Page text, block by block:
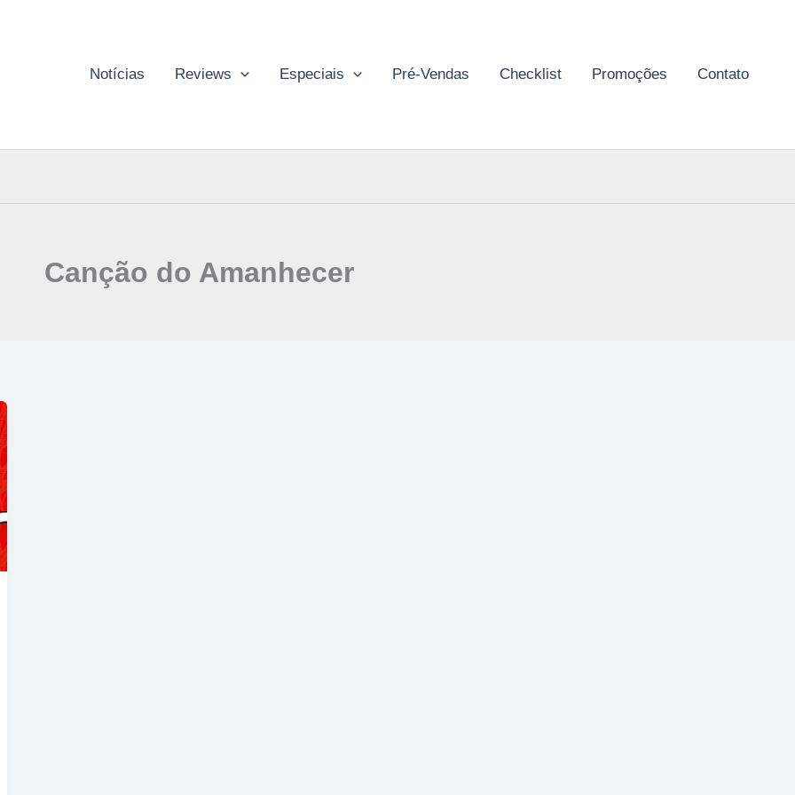
Notícias Reviews Especiais Pré-Vendas Checklist Promoções Contato
Canção do Amanhecer